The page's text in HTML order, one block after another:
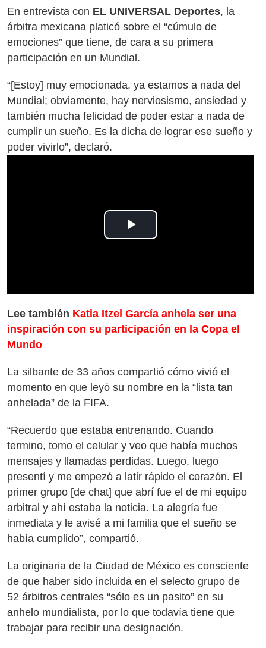
En entrevista con EL UNIVERSAL Deportes, la
árbitra mexicana platicó sobre el “cúmulo de
emociones” que tiene, de cara a su primera
participación en un Mundial.
“[Estoy] muy emocionada, ya estamos a nada del
Mundial; obviamente, hay nerviosismo, ansiedad y
también mucha felicidad de poder estar a nada de
cumplir un sueño. Es la dicha de lograr ese sueño y
poder vivirlo”, declaró.
Play
Lee también Katia Itzel García anhela ser una
inspiración con su participación en la Copa el
Mundo
La silbante de 33 años compartió cómo vivió el
momento en que leyó su nombre en la “lista tan
anhelada” de la FIFA.
“Recuerdo que estaba entrenando. Cuando
termino, tomo el celular y veo que había muchos
mensajes y llamadas perdidas. Luego, luego
presentí y me empezó a latir rápido el corazón. El
primer grupo [de chat] que abrí fue el de mi equipo
arbitral y ahí estaba la noticia. La alegría fue
inmediata y le avisé a mi familia que el sueño se
había cumplido”, compartió.
La originaria de la Ciudad de México es consciente
de que haber sido incluida en el selecto grupo de
52 árbitros centrales “sólo es un pasito” en su
anhelo mundialista, por lo que todavía tiene que
trabajar para recibir una designación.